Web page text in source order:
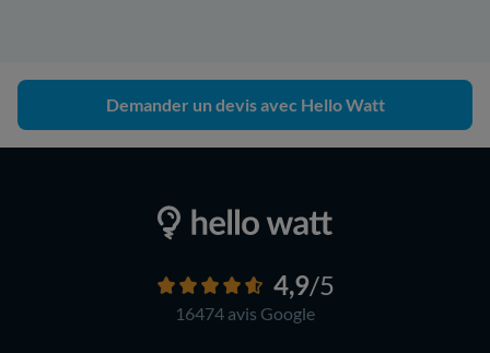
Demander un devis avec Hello Watt
4,9/5
16474 avis Google